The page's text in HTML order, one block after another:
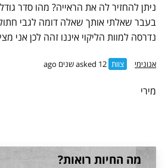
ניתן להחזיר לה את הראייה? מהו סדר
בעבר שאלתי אותך שאלה דומה לגבי
נדרסה למוות הליקוי איננו זהה לכן אני
אנונימי צוות
מירי
מה החיות רואות?